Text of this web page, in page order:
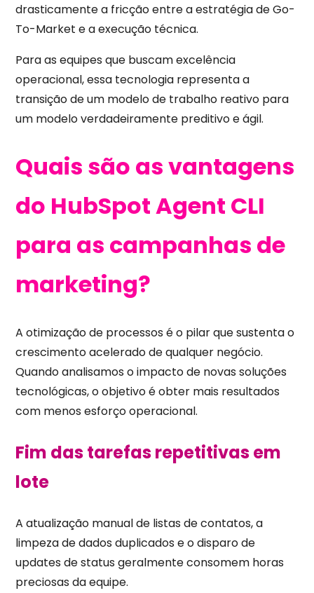
drasticamente a fricção entre a estratégia de Go-
To-Market e a execução técnica.
Para as equipes que buscam excelência
operacional, essa tecnologia representa a
transição de um modelo de trabalho reativo para
um modelo verdadeiramente preditivo e ágil.
Quais são as vantagens
do HubSpot Agent CLI
para as campanhas de
marketing?
A otimização de processos é o pilar que sustenta o
crescimento acelerado de qualquer negócio.
Quando analisamos o impacto de novas soluções
tecnológicas, o objetivo é obter mais resultados
com menos esforço operacional.
Fim das tarefas repetitivas em
lote
A atualização manual de listas de contatos, a
limpeza de dados duplicados e o disparo de
updates de status geralmente consomem horas
preciosas da equipe.